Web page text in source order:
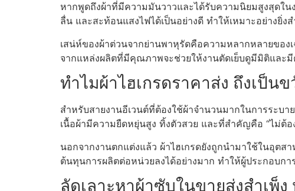
หากพูดถึงผ้าที่มีความมันวาวและได้รับความนิยมสูงสุดใน
ลื่น และสะท้อนแสงไฟได้เป็นอย่างดี ทำให้เหมาะอย่างยิ่
เสน่ห์ของผ้าต่วนจากย่านพาหุรัดคือความหลากหลายขอ
จากแหล่งผลิตที่มีคุณภาพจะช่วยให้งานตัดเย็บดูมีมิติและ
ทำไมผ้าไฮเกรดราคาส่ง ถึงเป็
สำหรับสายงานอีเวนต์ที่ต้องใช้ผ้าจำนวนมากในการระบ
เนื้อผ้ามีความยืดหยุ่นสูง ทิ้งตัวสวย และที่สำคัญคือ “ไม่ต้อ
นอกจากงานตกแต่งแล้ว ผ้าไฮเกรดยังถูกนำมาใช้ในอุตส
ต้นทุนการผลิตต่อหน่วยลงได้อย่างมาก ทำให้ผู้ประกอบก
ลัดเลาะหาผ้าซับในขายส่งสำเพ็